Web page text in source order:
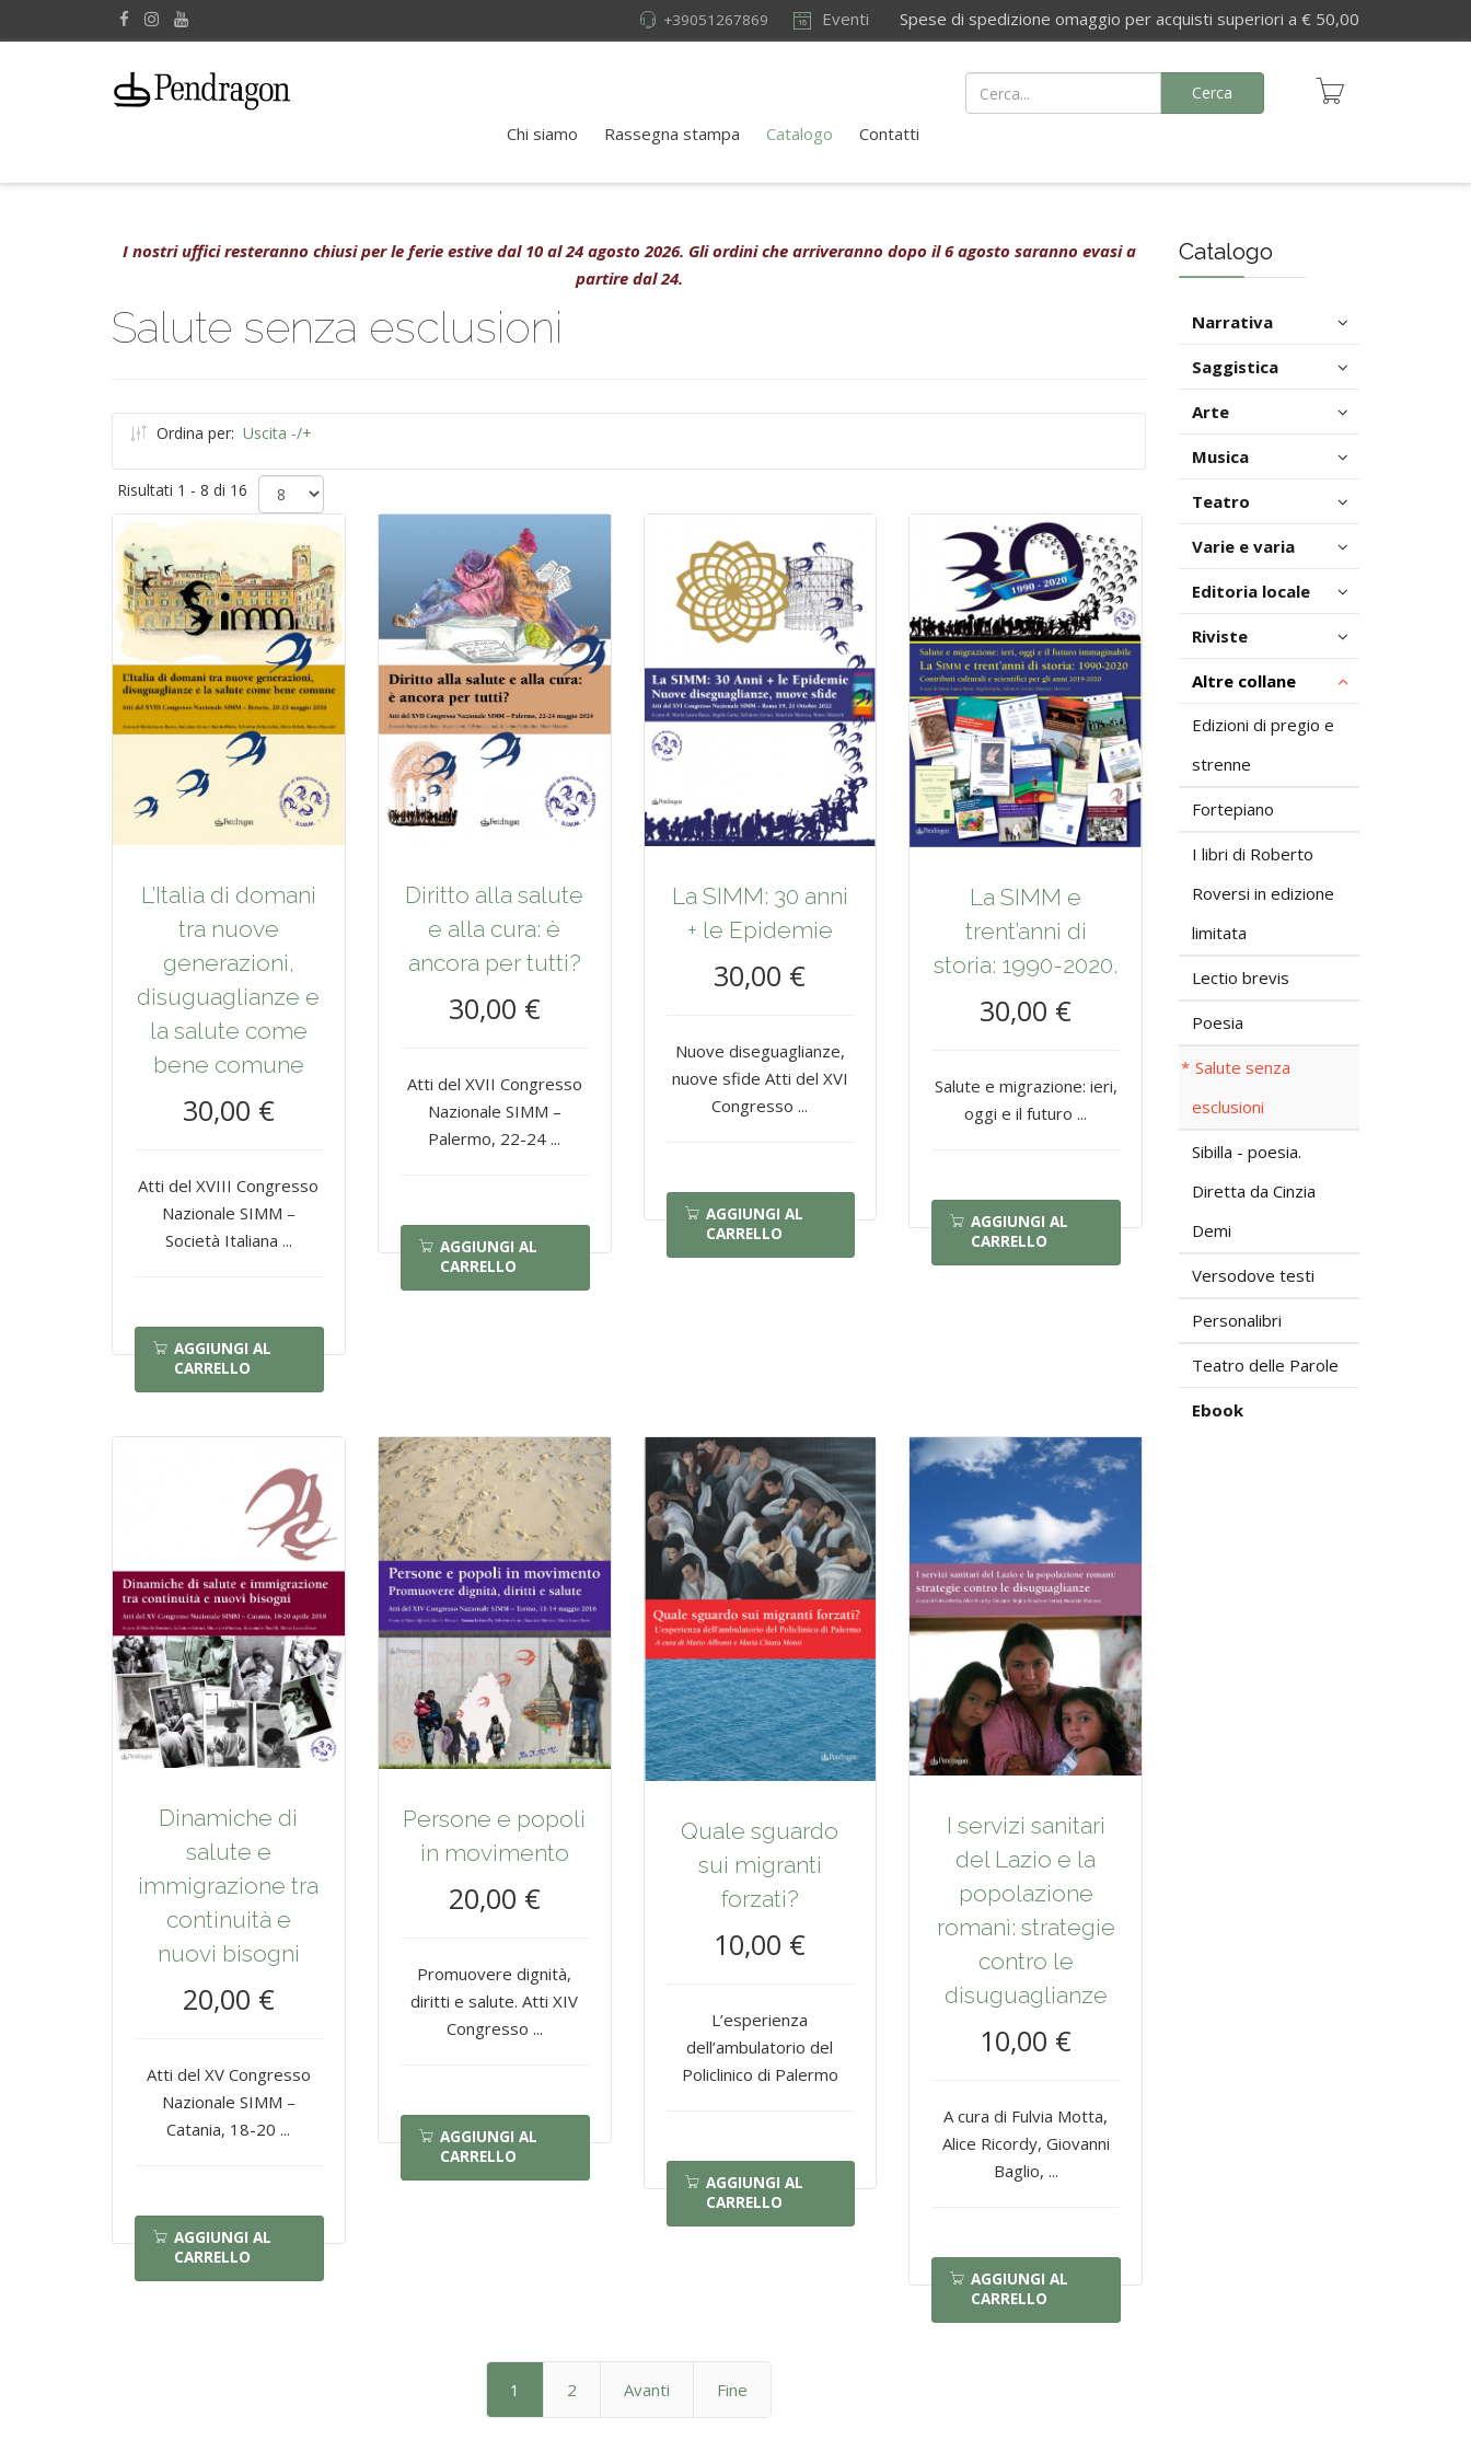
Eventi Spese di spedizione omaggio per acquisti superiori a € 50,00
+39051267869
Chi siamo Rassegna stampa Catalogo Contatti
Cerca
I nostri uffici resteranno chiusi per le ferie estive dal 10 al 24 agosto 2026. Gli ordini che arriveranno dopo il 6 agosto saranno evasi a
partire dal 24.
Salute senza esclusioni
Ordina per: Uscita -/+
Risultati 1 - 8 di 16
L’Italia di domani
tra nuove
generazioni,
disuguaglianze e
la salute come
bene comune
30,00 €
Atti del XVIII Congresso
Nazionale SIMM –
Società Italiana ...
AGGIUNGI AL
CARRELLO
Diritto alla salute
e alla cura: è
ancora per tutti?
30,00 €
Atti del XVII Congresso
Nazionale SIMM –
Palermo, 22-24 ...
AGGIUNGI AL
CARRELLO
La SIMM: 30 anni
+ le Epidemie
30,00 €
Nuove diseguaglianze,
nuove sfide Atti del XVI
Congresso ...
AGGIUNGI AL
CARRELLO
La SIMM e
trent’anni di
storia: 1990-2020.
30,00 €
Salute e migrazione: ieri,
oggi e il futuro ...
AGGIUNGI AL
CARRELLO
Dinamiche di
salute e
immigrazione tra
continuità e
nuovi bisogni
20,00 €
Atti del XV Congresso
Nazionale SIMM –
Catania, 18-20 ...
AGGIUNGI AL
CARRELLO
Persone e popoli
in movimento
20,00 €
Promuovere dignità,
diritti e salute. Atti XIV
Congresso ...
AGGIUNGI AL
CARRELLO
Quale sguardo
sui migranti
forzati?
10,00 €
L’esperienza
dell’ambulatorio del
Policlinico di Palermo
AGGIUNGI AL
CARRELLO
I servizi sanitari
del Lazio e la
popolazione
romanì: strategie
contro le
disuguaglianze
10,00 €
A cura di Fulvia Motta,
Alice Ricordy, Giovanni
Baglio, ...
AGGIUNGI AL
CARRELLO
1 2 Avanti Fine
Catalogo
Narrativa
Saggistica
Arte
Musica
Teatro
Varie e varia
Editoria locale
Riviste
Altre collane
Edizioni di pregio e
strenne
Fortepiano
I libri di Roberto
Roversi in edizione
limitata
Lectio brevis
Poesia
Salute senza
esclusioni
Sibilla - poesia.
Diretta da Cinzia
Demi
Versodove testi
Personalibri
Teatro delle Parole
Ebook